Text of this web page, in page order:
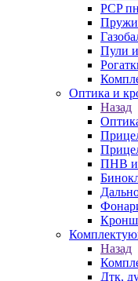
PCP
Пули
Оптика и
Назад
ПНВ и
Назад
Дтк,